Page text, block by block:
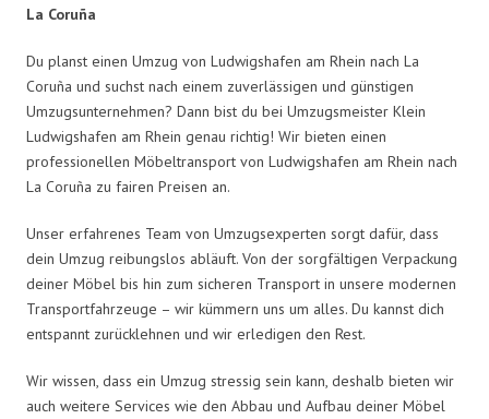
La Coruña
Du planst einen Umzug von Ludwigshafen am Rhein nach La
Coruña und suchst nach einem zuverlässigen und günstigen
Umzugsunternehmen? Dann bist du bei Umzugsmeister Klein
Ludwigshafen am Rhein genau richtig! Wir bieten einen
professionellen Möbeltransport von Ludwigshafen am Rhein nach
La Coruña zu fairen Preisen an.
Unser erfahrenes Team von Umzugsexperten sorgt dafür, dass
dein Umzug reibungslos abläuft. Von der sorgfältigen Verpackung
deiner Möbel bis hin zum sicheren Transport in unsere modernen
Transportfahrzeuge – wir kümmern uns um alles. Du kannst dich
entspannt zurücklehnen und wir erledigen den Rest.
Wir wissen, dass ein Umzug stressig sein kann, deshalb bieten wir
auch weitere Services wie den Abbau und Aufbau deiner Möbel